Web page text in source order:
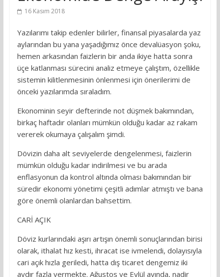
16 Kasım 2018
Yazılarımı takip edenler bilirler, finansal piyasalarda yaz
aylarından bu yana yaşadığımız önce devalüasyon şoku,
hemen arkasından faizlerin bir anda ikiye hatta sonra
üçe katlanması sürecini analiz etmeye çalıştım, özellikle
sistemin kilitlenmesinin önlenmesi için önerilerimi de
önceki yazılarımda sıraladım.
Ekonominin seyir defterinde not düşmek bakımından,
birkaç haftadır olanları mümkün olduğu kadar az rakam
vererek okumaya çalışalım şimdi.
Dövizin daha alt seviyelerde dengelenmesi, faizlerin
mümkün olduğu kadar indirilmesi ve bu arada
enflasyonun da kontrol altında olması bakımından bir
süredir ekonomi yönetimi çeşitli adımlar atmıştı ve bana
göre önemli olanlardan bahsettim.
CARİ AÇIK
Döviz kurlarındaki aşırı artışın önemli sonuçlarından birisi
olarak, ithalat hız kesti, ihracat ise ivmelendi, dolayısıyla
cari açık hızla geriledi, hatta dış ticaret dengemiz iki
aydır fazla vermekte. Ağustos ve Eylül ayında, nadir